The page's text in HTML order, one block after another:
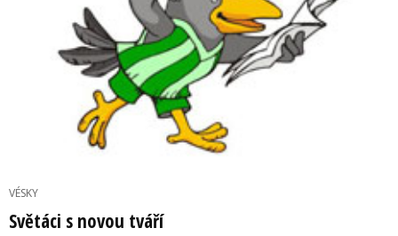
VÉSKY
Světáci s novou tváří